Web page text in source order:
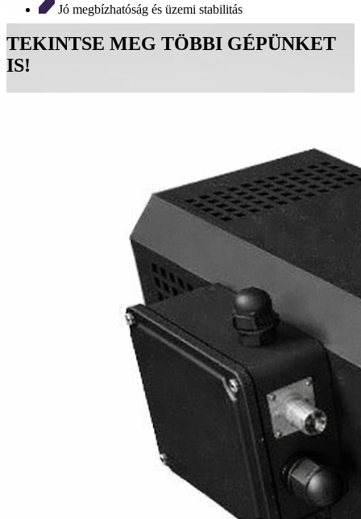
Jó megbízhatóság és üzemi stabilitás
TEKINTSE MEG TÖBBI GÉPÜNKET
IS!